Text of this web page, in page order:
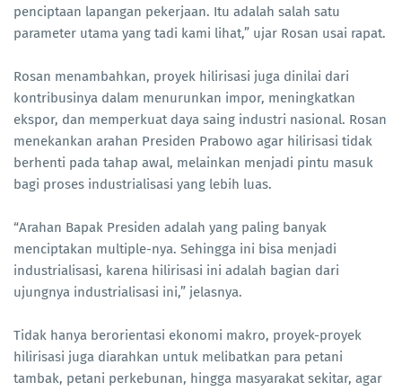
penciptaan lapangan pekerjaan. Itu adalah salah satu
parameter utama yang tadi kami lihat,” ujar Rosan usai rapat.
Rosan menambahkan, proyek hilirisasi juga dinilai dari
kontribusinya dalam menurunkan impor, meningkatkan
ekspor, dan memperkuat daya saing industri nasional. Rosan
menekankan arahan Presiden Prabowo agar hilirisasi tidak
berhenti pada tahap awal, melainkan menjadi pintu masuk
bagi proses industrialisasi yang lebih luas.
“Arahan Bapak Presiden adalah yang paling banyak
menciptakan multiple-nya. Sehingga ini bisa menjadi
industrialisasi, karena hilirisasi ini adalah bagian dari
ujungnya industrialisasi ini,” jelasnya.
Tidak hanya berorientasi ekonomi makro, proyek-proyek
hilirisasi juga diarahkan untuk melibatkan para petani
tambak, petani perkebunan, hingga masyarakat sekitar, agar